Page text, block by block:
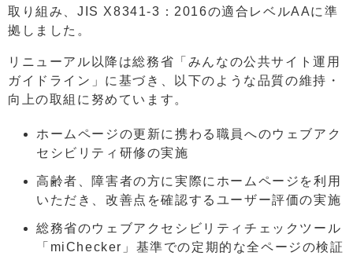
取り組み、JIS X8341-3：2016の適合レベルAAに準
拠しました。
リニューアル以降は総務省「みんなの公共サイト運用
ガイドライン」に基づき、以下のような品質の維持・
向上の取組に努めています。
ホームページの更新に携わる職員へのウェブアク
セシビリティ研修の実施
高齢者、障害者の方に実際にホームページを利用
いただき、改善点を確認するユーザー評価の実施
総務省のウェブアクセシビリティチェックツール
「miChecker」基準での定期的な全ページの検証